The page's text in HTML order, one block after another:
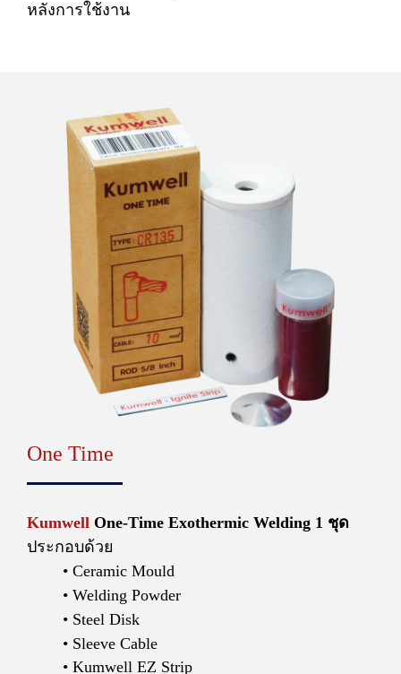
หลังการใช้งาน
One Time
Kumwell One-Time Exothermic Welding 1 ชุด
ประกอบด้วย
Ceramic Mould
Welding Powder
Steel Disk
Sleeve Cable
Kumwell EZ Strip